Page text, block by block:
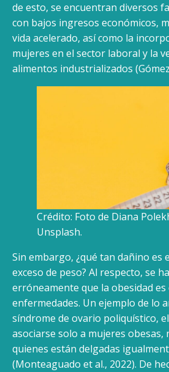
de esto, se encuentran diversos
con bajos ingresos económicos,
vida acelerado, así como la
mujeres en el sector laboral y la
alimentos industrializados
Crédito: Foto de Diana
Unsplash.
Sin embargo, ¿qué tan dañino es
exceso de peso? Al respecto, se
erróneamente que la obesidad es
enfermedades. Un ejemplo de lo
síndrome de ovario poliquístico,
asociarse solo a mujeres obesas,
quienes están delgadas
(Monteaguado et al., 2022). De